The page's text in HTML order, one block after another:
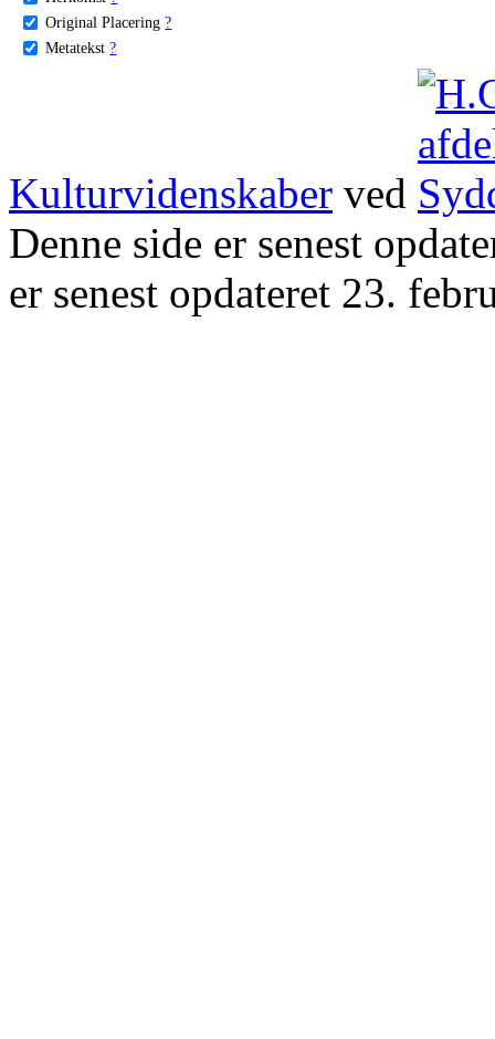
Original Placering ?
Metatekst ?
Kulturvidenskaber ved
Denne side er senest
er senest opdateret 23.